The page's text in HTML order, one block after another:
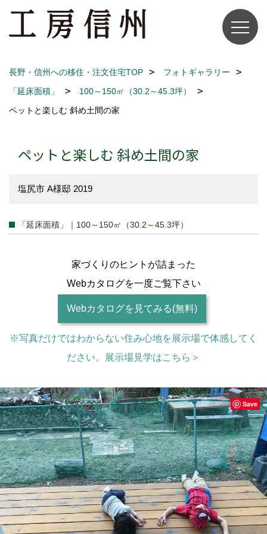
長野・信州への移住・注文住宅TOP
フォトギャラリー
「延床面積」
100～150㎡（30.2～45.3坪）
ペットと楽しむ 斜め土間の家
ペットと楽しむ 斜め土間の家
塩尻市 A様邸 2019
「延床面積」｜100～150㎡（30.2～45.3坪）
家づくりのヒントが詰まった
Webカタログを一度ご覧下さい
Webカタログを見てみる(無料)
※写真だけではわからない住み心地を展示場で体感してく
ださい。展示場見学はこちら＞
Save